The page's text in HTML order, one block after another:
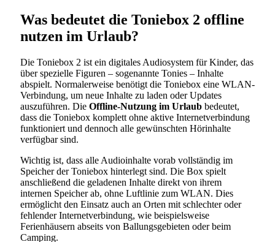
Was bedeutet die Toniebox 2 offline
nutzen im Urlaub?
Die Toniebox 2 ist ein digitales Audiosystem für Kinder, das
über spezielle Figuren – sogenannte Tonies – Inhalte
abspielt. Normalerweise benötigt die Toniebox eine WLAN-
Verbindung, um neue Inhalte zu laden oder Updates
auszuführen. Die Offline-Nutzung im Urlaub bedeutet,
dass die Toniebox komplett ohne aktive Internetverbindung
funktioniert und dennoch alle gewünschten Hörinhalte
verfügbar sind.
Wichtig ist, dass alle Audioinhalte vorab vollständig im
Speicher der Toniebox hinterlegt sind. Die Box spielt
anschließend die geladenen Inhalte direkt von ihrem
internen Speicher ab, ohne Luftlinie zum WLAN. Dies
ermöglicht den Einsatz auch an Orten mit schlechter oder
fehlender Internetverbindung, wie beispielsweise
Ferienhäusern abseits von Ballungsgebieten oder beim
Camping.